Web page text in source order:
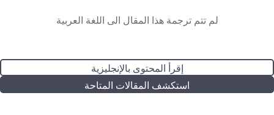
لم تتم ترجمة هذا المقال الى اللغة العربية
إقرأ المحتوى بالإنجليزية
استكشف المقالات المتاحة